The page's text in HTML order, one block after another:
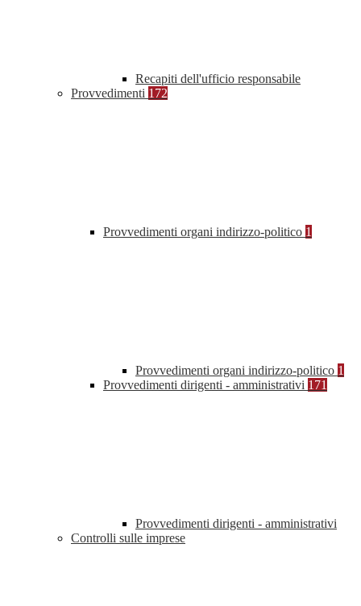
Recapiti dell'ufficio responsabile
Provvedimenti 172
Provvedimenti organi indirizzo-politico 1
Provvedimenti organi indirizzo-politico 1
Provvedimenti dirigenti - amministrativi 171
Provvedimenti dirigenti - amministrativi
Controlli sulle imprese